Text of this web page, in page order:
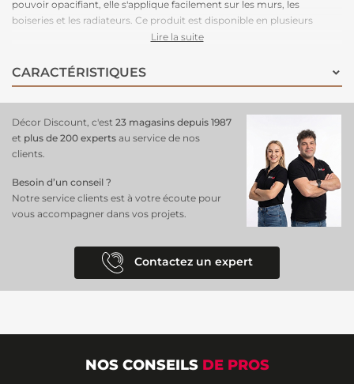
pouvoir opacifiant, elle s'applique facilement sur les murs, les
boiseries et les radiateurs. Ce produit est disponible en plusieurs
Lire la suite
CARACTÉRISTIQUES
Décor Discount, c'est 23 magasins depuis 1987
et plus de 200 experts au service de nos
clients.
Besoin d’un conseil ?
Notre service clients est à votre écoute pour
vous accompagner dans vos projets.
Contactez un expert
NOS CONSEILS DE PROS